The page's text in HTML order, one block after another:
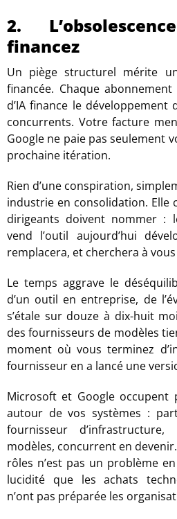
2.
financez
Un piège structurel mérite
financée. Chaque
d’IA finance le
concurrents. Votre facture
Google ne paie pas seulement
prochaine itération.
Rien d’une conspiration,
industrie en consolidation. Elle
dirigeants doivent nommer :
vend l’outil aujourd’hui
remplacera, et cherchera à
Le temps aggrave le
d’un outil en entreprise, de
s’étale sur douze à dix-huit
des fournisseurs de modèles
moment où vous terminez
fournisseur en a lancé une
Microsoft et Google occupent
autour de vos systèmes :
fournisseur
modèles, concurrent en
rôles n’est pas un problème
lucidité que les achats
n’ont pas préparée les